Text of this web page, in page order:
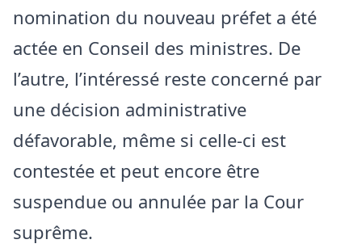
nomination du nouveau préfet a été
actée en Conseil des ministres. De
l’autre, l’intéressé reste concerné par
une décision administrative
défavorable, même si celle-ci est
contestée et peut encore être
suspendue ou annulée par la Cour
suprême.